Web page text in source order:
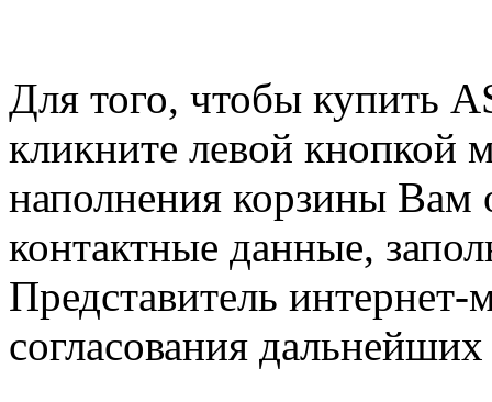
Для того, чтобы купить
кликните левой
наполнения корзины Вам
контактные данные,
Представитель
согласования